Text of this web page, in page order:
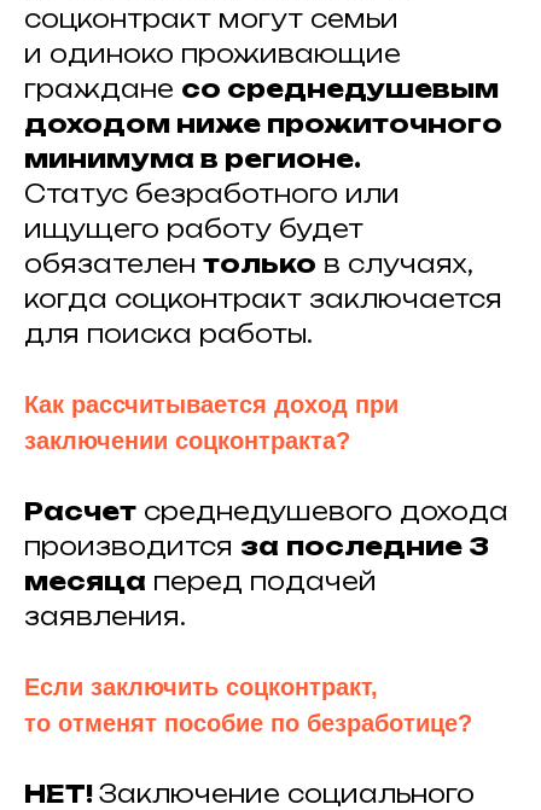
соцконтракт могут семьи
и одиноко проживающие
граждане со среднедушевым
доходом ниже прожиточного
минимума в регионе.
Статус безработного или
ищущего работу будет
обязателен только в случаях,
когда соцконтракт заключается
для поиска работы.
Как рассчитывается доход при
заключении соцконтракта?
Расчет среднедушевого дохода
производится за последние 3
месяца перед подачей
заявления.
Если заключить соцконтракт,
то отменят пособие по безработице?
НЕТ! Заключение социального